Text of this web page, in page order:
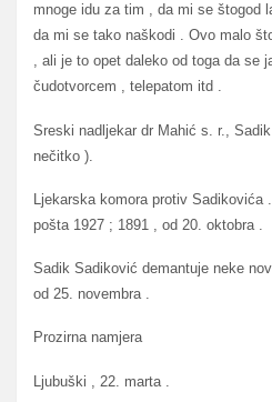
mnoge idu za tim , da mi se štogod
da mi se tako naškodi . Ovo malo
, ali je to opet daleko od toga da se
čudotvorcem , telepatom itd .
Sreski nadljekar dr Mahić s. r.,
nečitko ).
Ljekarska komora protiv
pošta 1927 ; 1891 , od 20. oktobra .
Sadik Sadiković demantuje neke
od 25. novembra .
Prozirna namjera
Ljubuški , 22. marta .